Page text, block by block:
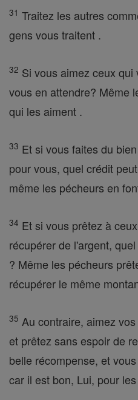
31 Traitez les autres
gens vous traitent .
32 Si vous aimez ceux
vous en attendre? Même
qui les aiment .
33 Et si vous faites du
pour vous, quel crédit
même les pécheurs en
34 Et si vous prêtez à
récupérer de l'argent,
? Même les pécheurs
récupérer le même
35 Au contraire, aimez
et prêtez sans espoir de
belle récompense, et
car il est bon, Lui, pour